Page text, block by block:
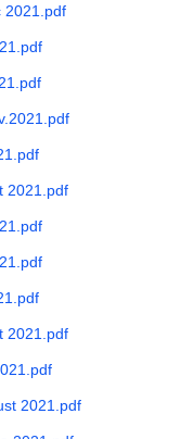
2021.pdf
2021.pdf
2021.pdf
2021.pdf